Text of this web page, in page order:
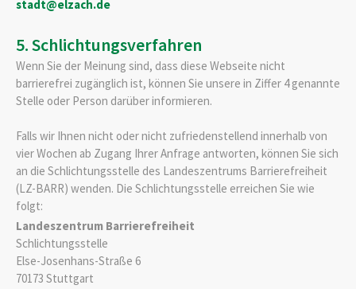
stadt@elzach.de
5. Schlichtungsverfahren
Wenn Sie der Meinung sind, dass diese Webseite nicht
barrierefrei zugänglich ist, können Sie unsere in Ziffer 4 genannte
Stelle oder Person darüber informieren.
Falls wir Ihnen nicht oder nicht zufriedenstellend innerhalb von
vier Wochen ab Zugang Ihrer Anfrage antworten, können Sie sich
an die Schlichtungsstelle des Landeszentrums Barrierefreiheit
(LZ-BARR) wenden. Die Schlichtungsstelle erreichen Sie wie
folgt:
Landeszentrum Barrierefreiheit
Schlichtungsstelle
Else-Josenhans-Straße 6
70173 Stuttgart